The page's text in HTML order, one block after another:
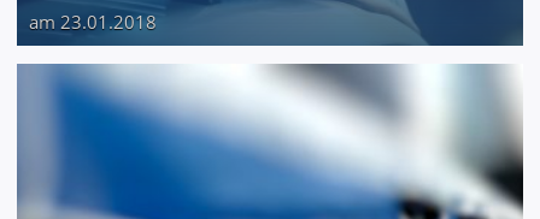
am 23.01.2018